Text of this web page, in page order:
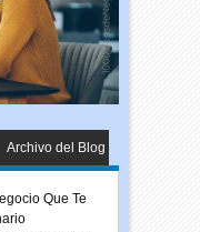
Archivo del Blog
Que Te